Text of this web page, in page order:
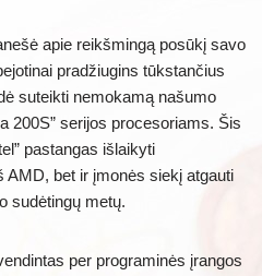
apie reikšmingą posūkį savo
pradžiugins tūkstančius
suteikti nemokamą našumo
200S” serijos procesoriams. Šis
pastangas išlaikyti
AMD, bet ir įmonės siekį atgauti
sudėtingų metų.
per programinės įrangos